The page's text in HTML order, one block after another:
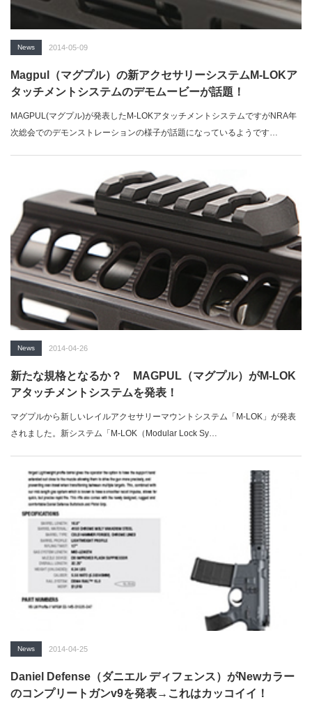
News 2014-05-09
Magpul（マグプル）の新アクセサリーシステムM-LOKア
タッチメントシステムのデモムービーが話題！
MAGPUL(マグプル)が発表したM-LOKアタッチメントシステムですがNRA年
次総会でのデモンストレーションの様子が話題になっているようです…
News 2014-04-26
新たな規格となるか？ MAGPUL（マグプル）がM-LOK
アタッチメントシステムを発表！
マグプルから新しいレイルアクセサリーマウントシステム「M-LOK」が発表
されました。新システム「M-LOK（Modular Lock Sy…
News 2014-04-25
Daniel Defense（ダニエル ディフェンス）がNewカラー
のコンプリートガンv9を発表→これはカッコイイ！